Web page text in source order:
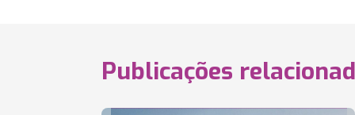
Publicações